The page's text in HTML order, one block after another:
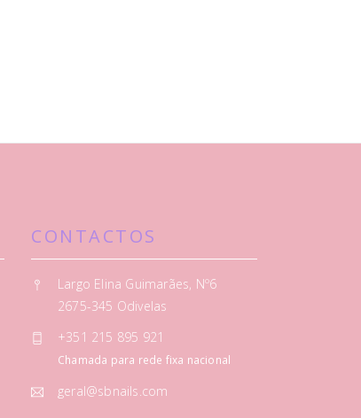
CONTACTOS
Largo Elina Guimarães, Nº6
2675-345 Odivelas
+351 215 895 921
Chamada para rede fixa nacional
geral@sbnails.com